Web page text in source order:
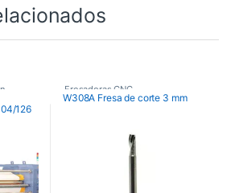
126
Fresadoras CNC
W308A Fresa de corte 3 mm